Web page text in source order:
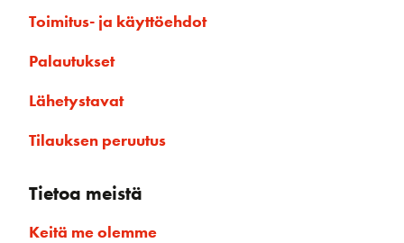
Toimitus- ja käyttöehdot
Palautukset
Lähetystavat
Tilauksen peruutus
Tietoa meistä
Keitä me olemme